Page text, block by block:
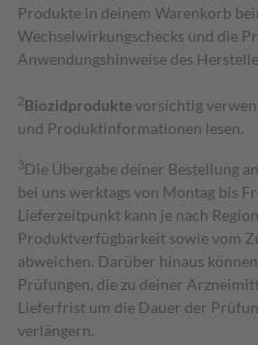
Produkte in deinem Warenkorb
Wechselwirkungschecks und die
Anwendungshinweise des
2Biozidproduktevorsichtig
und Produktinformationen lesen.
3Die Übergabe deiner Bestellung
bei uns werktags von Montag bis
Lieferzeitpunkt kann je nach
Produktverfügbarkeit sowie vom
abweichen. Darüber hinaus
Prüfungen, die zu deiner
Lieferfrist um die Dauer der
verlängern.